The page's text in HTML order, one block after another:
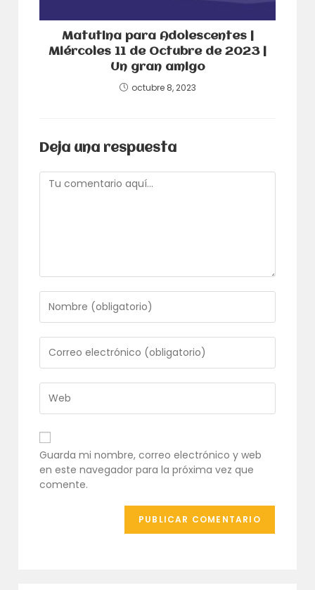
Matutina para Adolescentes |
Miércoles 11 de Octubre de 2023 |
Un gran amigo
octubre 8, 2023
Deja una respuesta
Comentario
tu
nombre
o
nombre
de
usuario
para
comentar
tu
dirección
de
correo
electrónico
para
comentar
URL
de
tu
web
(opcional)
Guarda mi nombre, correo electrónico y web
en este navegador para la próxima vez que
comente.